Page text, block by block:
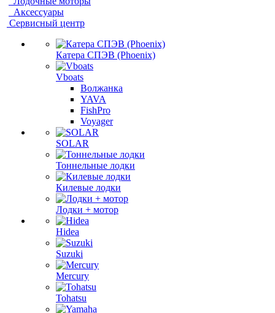
Аксессуары
Сервисный центр
Катера СПЭВ (Phoenix)
Vboats
Волжанка
YAVA
FishPro
Voyager
SOLAR
Тоннельные лодки
Килевые лодки
Лодки + мотор
Hidea
Suzuki
Mercury
Tohatsu